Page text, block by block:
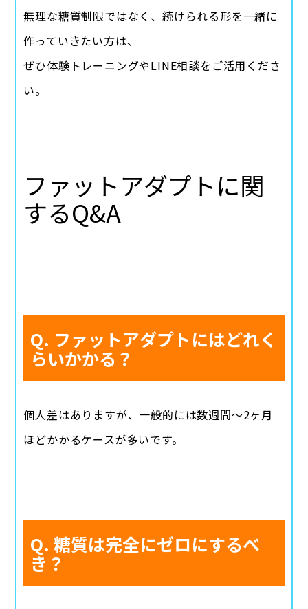
無理な糖質制限ではなく、続けられる形を一緒に
作っていきたい方は、
ぜひ体験トレーニングやLINE相談をご活用くださ
い。
ファットアダプトに関
するQ&A
Q. ファットアダプトにはどれく
らいかかる？
個人差はありますが、一般的には数週間〜2ヶ月
ほどかかるケースが多いです。
Q. 糖質は完全にゼロにするべ
き？